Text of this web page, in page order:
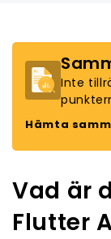
Inte
Hämta
Vad är
Flutter